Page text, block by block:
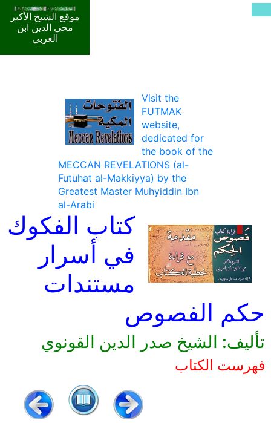
موقع الشيخ الأكبر
محي الدين ابن
العربي
Visit the
FUTMAK
website,
dedicated for
the book of the
MECCAN REVELATIONS (al-
Futuhat al-Makkiyya) by the
Greatest Master Muhyiddin Ibn
al-Arabi
كتاب الفكوك
في أسرار
مستندات
حكم الفصوص
تأليف: الشيخ صدر الدين القونوي
فهرست الكتاب